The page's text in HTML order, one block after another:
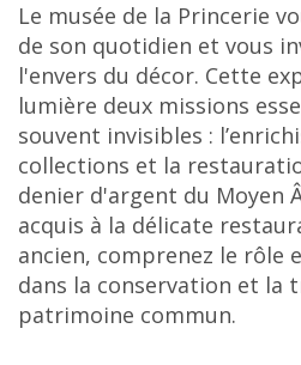
Le musée de la Princerie
de son quotidien et vous
l'envers du décor. Cette
lumière deux missions
souvent invisibles :
collections et la
denier d'argent du Moyen
acquis à la délicate
ancien, comprenez le rôle
dans la conservation et la
patrimoine commun.